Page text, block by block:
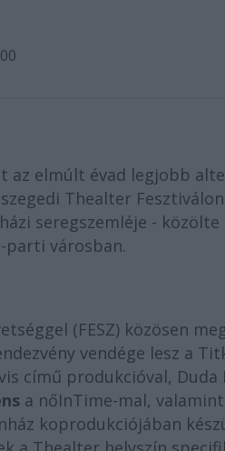
elmúlt évad legjobb
Thealter
seregszemléje - közölte
parti városban.
(FESZ) közösen
vendége lesz a
című produkcióval,
a nőInTime-mal,
koprodukciójában